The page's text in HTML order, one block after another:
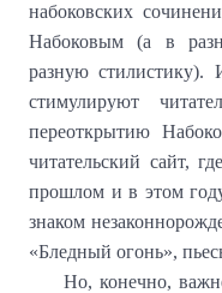
набоковских
Набоковым (а в
разную стилистику).
стимулируют
переоткрытию
читательский сайт,
прошлом и в этом
знаком
«Бледный огонь»,
Но, конечно,